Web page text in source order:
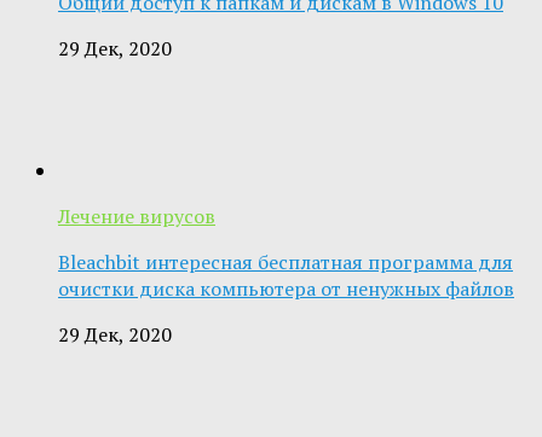
29 Дек, 2020
Лечение вирусов
Bleachbit интересная бесплатная программа для
очистки диска компьютера от ненужных файлов
29 Дек, 2020